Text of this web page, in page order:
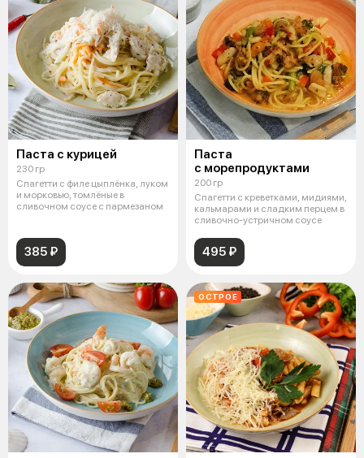
Паста с курицей
230 гр
Спагетти с филе цыплёнка, луком
и морковью, томлёные в
сливочном соусе с пармезаном
385 ₽
Паста
с морепродуктами
200 гр
Спагетти с креветками, мидиями,
кальмарами и сладким перцем в
сливочно-устричном соусе
495 ₽
ОСТРОЕ